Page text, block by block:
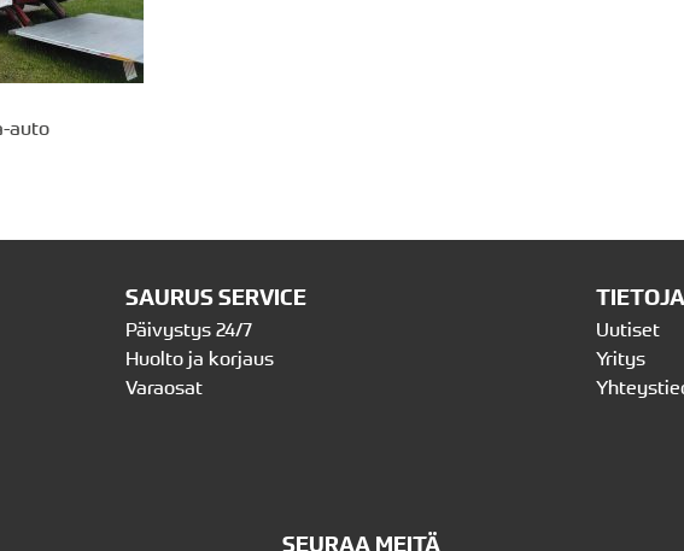
auto
SAURUS SERVICE
Päivystys 24/7
Huolto ja korjaus
Varaosat
Uutiset
Yritys
SEURAA MEITÄ